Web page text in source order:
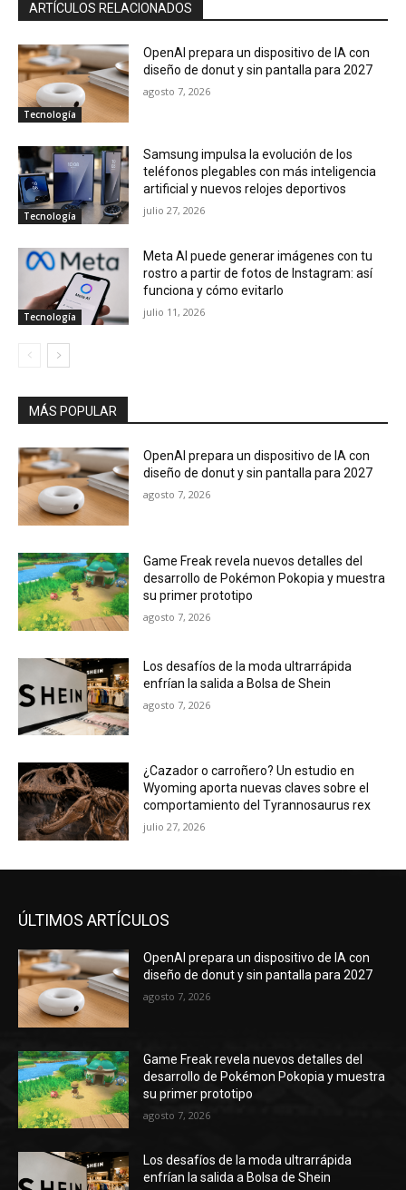
ARTÍCULOS RELACIONADOS
Tecnología
OpenAI prepara un dispositivo de IA con
diseño de donut y sin pantalla para 2027
agosto 7, 2026
Tecnología
Samsung impulsa la evolución de los
teléfonos plegables con más inteligencia
artificial y nuevos relojes deportivos
julio 27, 2026
Tecnología
Meta AI puede generar imágenes con tu
rostro a partir de fotos de Instagram: así
funciona y cómo evitarlo
julio 11, 2026
MÁS POPULAR
OpenAI prepara un dispositivo de IA con
diseño de donut y sin pantalla para 2027
agosto 7, 2026
Game Freak revela nuevos detalles del
desarrollo de Pokémon Pokopia y muestra
su primer prototipo
agosto 7, 2026
Los desafíos de la moda ultrarrápida
enfrían la salida a Bolsa de Shein
agosto 7, 2026
¿Cazador o carroñero? Un estudio en
Wyoming aporta nuevas claves sobre el
comportamiento del Tyrannosaurus rex
julio 27, 2026
ÚLTIMOS ARTÍCULOS
OpenAI prepara un dispositivo de IA con
diseño de donut y sin pantalla para 2027
agosto 7, 2026
Game Freak revela nuevos detalles del
desarrollo de Pokémon Pokopia y muestra
su primer prototipo
agosto 7, 2026
Los desafíos de la moda ultrarrápida
enfrían la salida a Bolsa de Shein